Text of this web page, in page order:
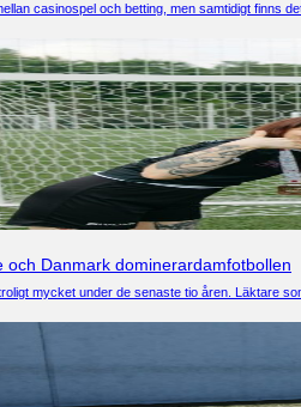
casinospel och betting, men samtidigt finns
och Danmark dominerardamfotbollen
mycket under de senaste tio åren. Läktare